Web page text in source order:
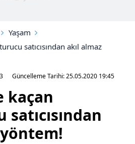
Yaşam
satıcısından akıl almaz
Güncelleme Tarihi: 25.05.2020 19:45
kaçan